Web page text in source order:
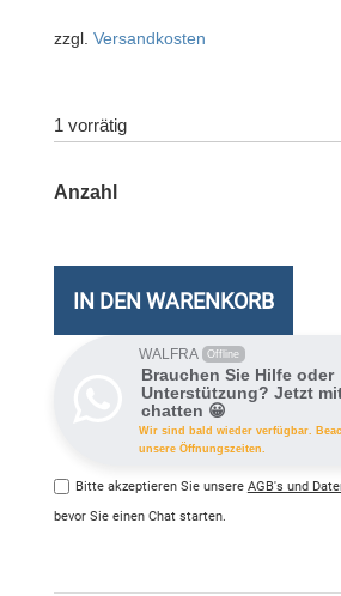
zzgl. Versandkosten
1 vorrätig
IN DEN WARENKORB
WALFRA Offline
Brauchen Sie Hilfe oder
Unterstützung? Jetzt
chatten 😀
Wir sind bald wieder verfügbar.
unsere Öffnungszeiten.
Bitte akzeptieren Sie unsere AGB's und
bevor Sie einen Chat starten.